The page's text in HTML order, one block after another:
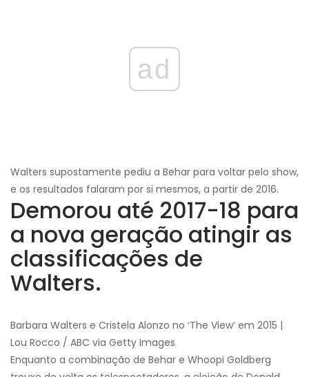
ad
Walters supostamente pediu a Behar para voltar pelo show,
e os resultados falaram por si mesmos, a partir de 2016.
Demorou até 2017-18 para
a nova geração atingir as
classificações de
Walters.
Barbara Walters e Cristela Alonzo no ‘The View’ em 2015 |
Lou Rocco / ABC via Getty Images
Enquanto a combinação de Behar e Whoopi Goldberg